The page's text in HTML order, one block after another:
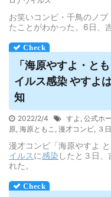
お笑いコンビ・千鳥のノ
たことがわかった。6日、
「海原やすよ・と
イルス感染 やすよ
知
2022/2/4 すよ , 公式ホ
原, 海原ともこ , 漫才コンビ, ３日
漫才コンビ「海原やすよ
イルスに感染 したと３日
れた。